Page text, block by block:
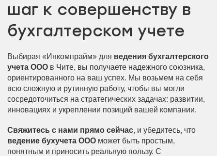
шаг к совершенству в
бухгалтерском учете
Выбирая «Инкомпрайм» для ведения бухгалтерского
учета ООО в Чите, вы получаете надежного союзника,
ориентированного на ваш успех. Мы возьмем на себя
всю сложную и рутинную работу, чтобы вы могли
сосредоточиться на стратегических задачах: развитии,
инновациях и укреплении позиций вашей компании.
Свяжитесь с нами прямо сейчас, и убедитесь, что
ведение бухучета ООО может быть простым,
понятным и приносить реальную пользу. С